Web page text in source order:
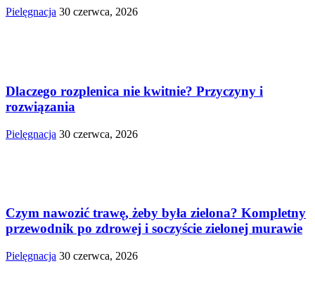
Pielęgnacja 30 czerwca, 2026
Dlaczego rozplenica nie kwitnie? Przyczyny i
rozwiązania
Pielęgnacja 30 czerwca, 2026
Czym nawozić trawę, żeby była zielona? Kompletny
przewodnik po zdrowej i soczyście zielonej murawie
Pielęgnacja 30 czerwca, 2026